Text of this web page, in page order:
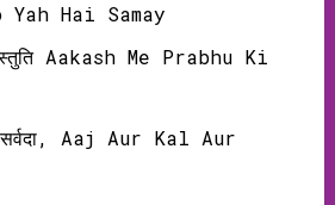
Hai Samay
Aakash Me Prabhu Ki
Aaj Aur Kal Aur